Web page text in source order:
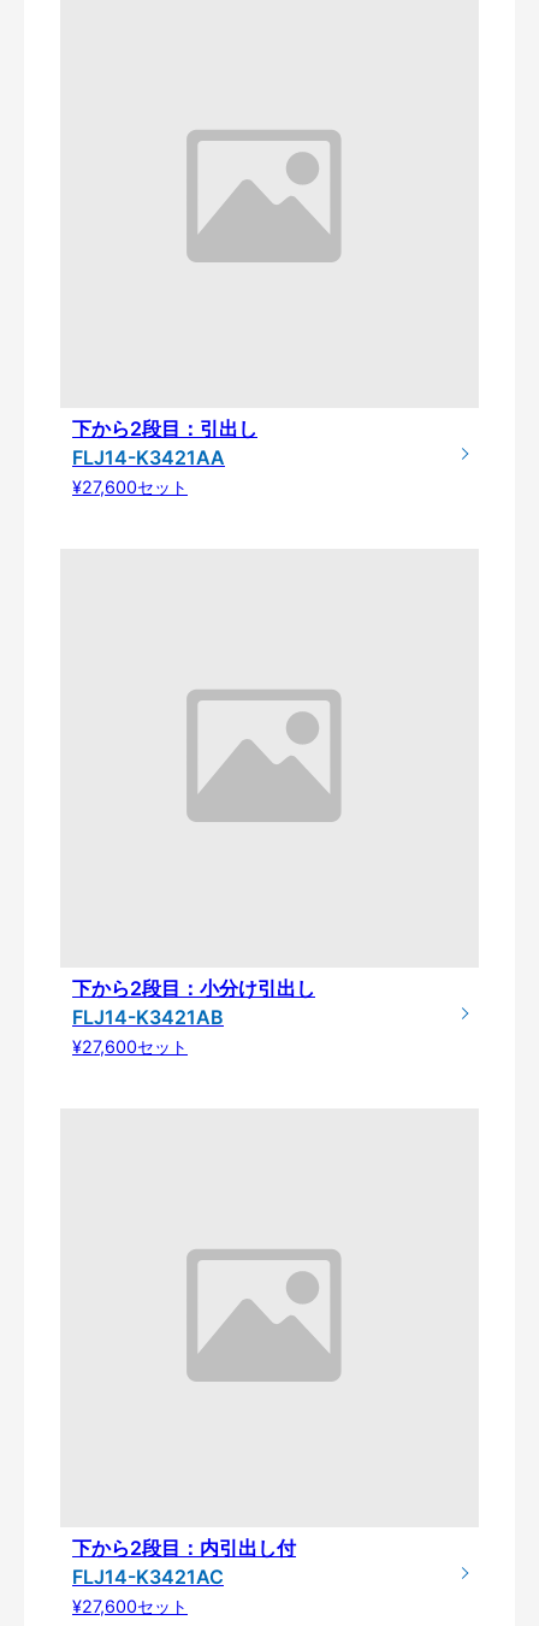
下から2段目：引出し
FLJ14-K3421AA
¥27,600セット
下から2段目：小分け引出し
FLJ14-K3421AB
¥27,600セット
下から2段目：内引出し付
FLJ14-K3421AC
¥27,600セット